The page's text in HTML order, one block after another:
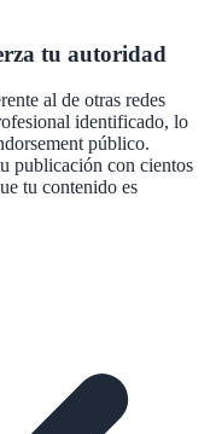
tu autoridad
al de otras redes
identificado, lo
público.
publicación con cientos
tu contenido es